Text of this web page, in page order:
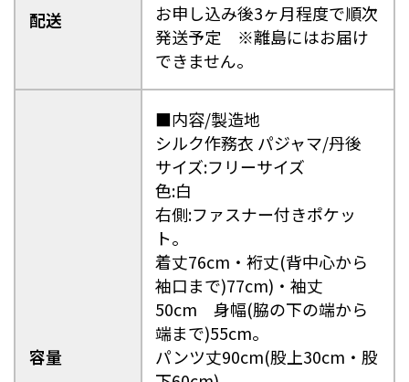
配送
お申し込み後3ヶ月程度で順次
発送予定 ※離島にはお届け
できません。
容量
■内容/製造地
シルク作務衣 パジャマ/丹後
サイズ:フリーサイズ
色:白
右側:ファスナー付きポケッ
ト。
着丈76cm・裄丈(背中心から
袖口まで)77cm)・袖丈
50cm 身幅(脇の下の端から
端まで)55cm。
パンツ丈90cm(股上30cm・股